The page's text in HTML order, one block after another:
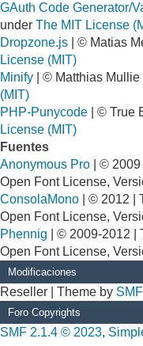
GAuth Code Generator/
under The MIT License
Dropzone.js | © Matias
License (MIT)
Minify | © Matthias
(MIT)
PHP-Punycode | © True
License (MIT)
Fuentes
Anonymous Pro | ©
Open Font License,
ConsolaMono | © 2012 |
Open Font License,
Phennig | © 2009-2012 |
Open Font License,
Modificaciones
Reseller | Theme by
Foro Copyrights
SMF 2.1.4 © 2023,